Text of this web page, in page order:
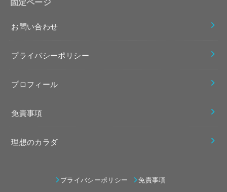
固定ページ
お問い合わせ
プライバシーポリシー
プロフィール
免責事項
理想のカラダ
プライバシーポリシー 免責事項